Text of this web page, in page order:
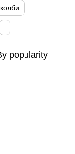
popularity